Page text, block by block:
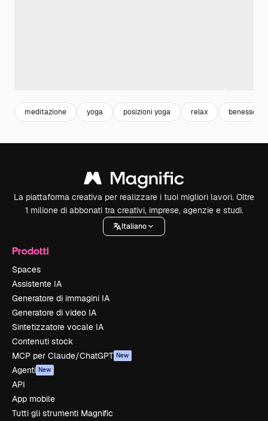
meditazione yoga posizioni yoga relax benessere
La piattaforma creativa per realizzare i tuoi migliori lavori. Oltre
1 milione di abbonati tra creativi, imprese, agenzie e studi.
Italiano
Prodotti
Spaces
Assistente IA
Generatore di immagini IA
Generatore di video IA
Sintetizzatore vocale IA
Contenuti stock
MCP per Claude/ChatGPT New
Agenti New
API
App mobile
Tutti gli strumenti Magnific